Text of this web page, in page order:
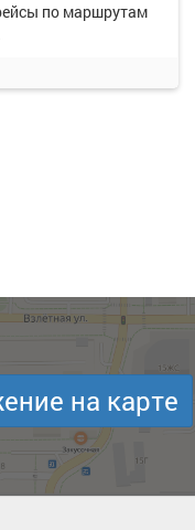
по маршрутам
на карте